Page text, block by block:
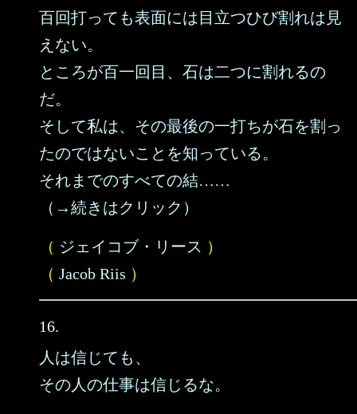
百回打っても表面には目立つひび割れは見
えない。
ところが百一回目、石は二つに割れるの
だ。
そして私は、その最後の一打ちが石を割っ
たのではないことを知っている。
それまでのすべての結……
（→続きはクリック）
（ ジェイコブ・リース ）
（ Jacob Riis ）
16.
人は信じても、
その人の仕事は信じるな。